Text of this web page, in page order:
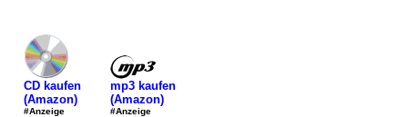
CD kaufen
(Amazon)
#Anzeige
mp3 kaufen
(Amazon)
#Anzeige